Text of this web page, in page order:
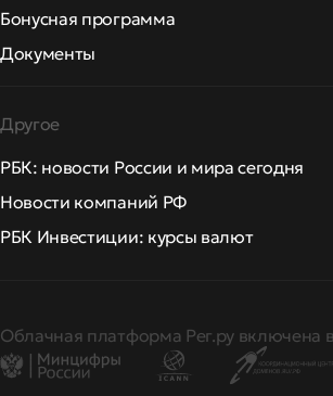
Бонусная программа
Документы
Другое
РБК: новости России и мира сегодня
Новости компаний РФ
РБК Инвестиции: курсы валют
Облачная платформа Рег.ру включена